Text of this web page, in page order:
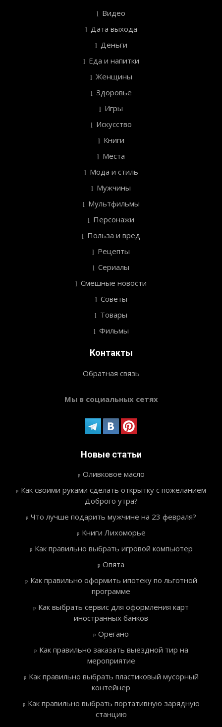
Видео
Дата выхода
Деньги
Еда и напитки
Женщины
Здоровье
Игры
Искусство
Книги
Места
Мода и стиль
Мужчины
Мультфильмы
Персонажи
Польза и вред
Рецепты
Сериалы
Смешные новости
Советы
Товары
Фильмы
Контакты
Обратная связь
Мы в социальных сетях
Новые статьи
Оливковое масло
Как своими руками сделать открытку с пожеланием
Доброго утра?
Что лучше подарить мужчине на 23 февраля?
Книги Лихоморье
Как правильно выбрать игровой компьютер
Опята
Как правильно оформить ипотеку по льготной
программе
Как выбрать сервис для оформления карт
иностранных банков
Орегано
Как правильно заказать выездной тир на
мероприятие
Как правильно выбрать пластиковый мусорный
контейнер
Как правильно выбрать портативную зарядную
станцию